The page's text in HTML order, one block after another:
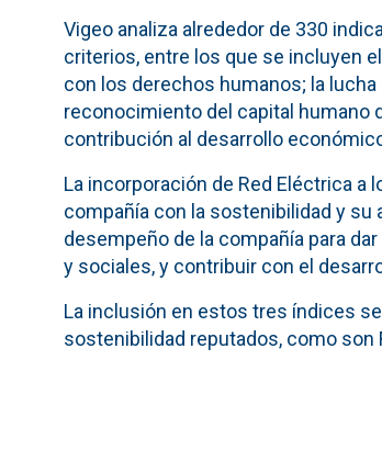
Vigeo analiza alrededor de 330
criterios, entre los que se incluyen
con los derechos humanos; la
reconocimiento del capital humano
contribución al desarrollo
La incorporación de Red Eléctrica
compañía con la sostenibilidad y su
desempeño de la compañía para
y sociales, y contribuir con el
La inclusión en estos tres índices
sostenibilidad reputados, como son